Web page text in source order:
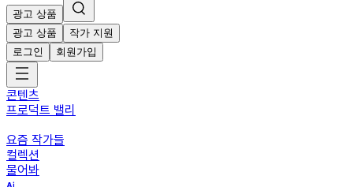
광고 상품
광고 상품
작가 지원
로그인
회원가입
콘텐츠
프로덕트 밸리
요즘 작가들
컬렉션
물어봐